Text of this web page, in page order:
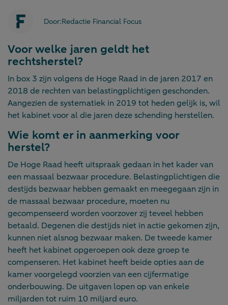
Door:Redactie Financial Focus
Voor welke jaren geldt het
rechtsherstel?
In box 3 zijn volgens de Hoge Raad in de jaren 2017 en
2018 de rechten van belastingplichtigen geschonden.
Aangezien de systematiek in 2019 tot heden gelijk is, wil
het kabinet voor al die jaren deze schending herstellen.
Wie komt er in aanmerking voor
herstel?
De Hoge Raad heeft uitspraak gedaan in het kader van
een massaal bezwaar procedure. Belastingplichtigen die
destijds bezwaar hebben gemaakt en meegegaan zijn in
de massaal bezwaar procedure, moeten nu
gecompenseerd worden voorzover zij teveel hebben
betaald. Degenen die destijds niet in actie gekomen zijn,
kunnen niet alsnog bezwaar maken. De tweede kamer
heeft het kabinet opgeroepen ook deze groep te
compenseren. Het kabinet heeft beide opties aan de
kamer voorgelegd voorzien van een cijfermatige
onderbouwing. De uitgaven lopen op van enkele
miljarden tot ruim 10 miljard euro.